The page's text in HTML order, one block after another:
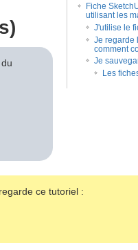
Fiche
utilisant les
J'utilise le
Je regarde
comment
Je
Les
ce tutoriel :